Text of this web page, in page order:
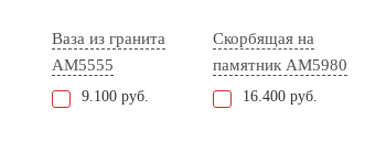
Ваза из гранита
AM5555
9.100 руб.
Скорбящая на
памятник AM5980
16.400 руб.